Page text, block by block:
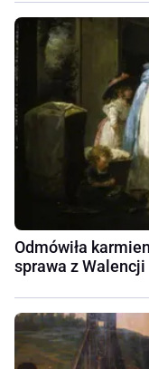
Odmówiła
sprawa z Walencji